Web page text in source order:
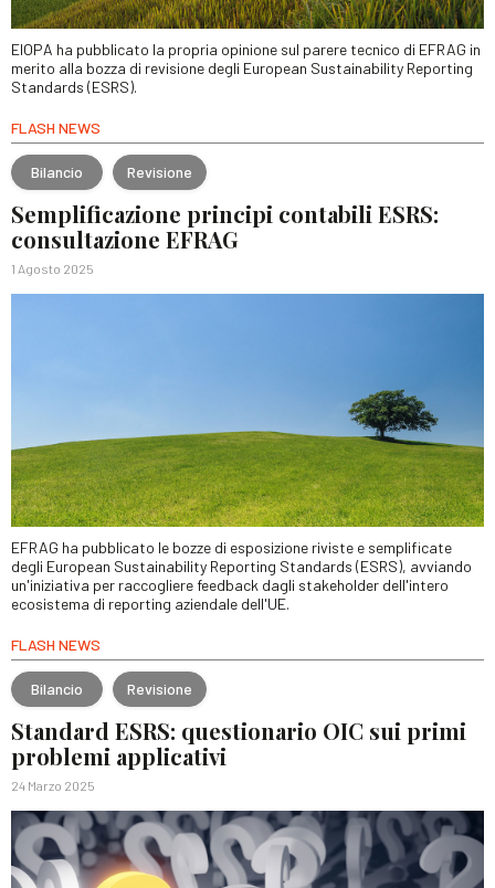
EIOPA ha pubblicato la propria opinione sul parere tecnico di EFRAG in
merito alla bozza di revisione degli European Sustainability Reporting
Standards (ESRS).
FLASH NEWS
Bilancio Revisione
Semplificazione principi contabili ESRS:
consultazione EFRAG
1 Agosto 2025
EFRAG ha pubblicato le bozze di esposizione riviste e semplificate
degli European Sustainability Reporting Standards (ESRS), avviando
un'iniziativa per raccogliere feedback dagli stakeholder dell'intero
ecosistema di reporting aziendale dell'UE.
FLASH NEWS
Bilancio Revisione
Standard ESRS: questionario OIC sui primi
problemi applicativi
24 Marzo 2025